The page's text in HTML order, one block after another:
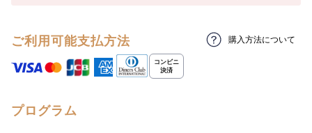
ご利用可能支払方法 購入方法について
プログラム